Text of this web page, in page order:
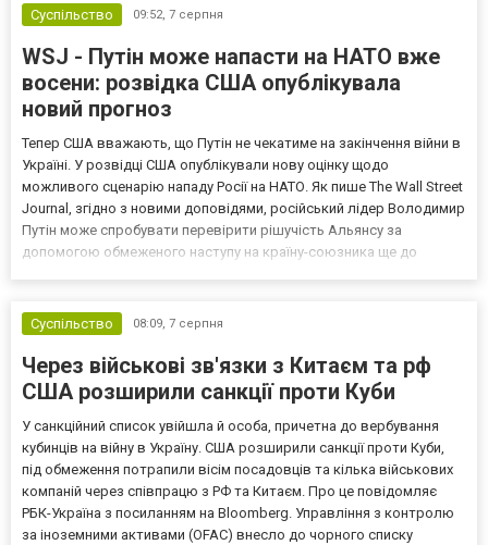
Суспільство 09:52, 7 серпня
WSJ - Путін може напасти на НАТО вже
восени: розвідка США опублікувала
новий прогноз
Тепер США вважають, що Путін не чекатиме на закінчення війни в
Україні. У розвідці США опублікували нову оцінку щодо
можливого сценарію нападу Росії на НАТО. Як пише The Wall Street
Journal, згідно з новими доповідями, російський лідер Володимир
Путін може спробувати перевірити рішучість Альянсу за
допомогою обмеженого наступу на країну-союзника ще до
Суспільство
08:09, 7 серпня
Через військові зв'язки з Китаєм та рф
США розширили санкції проти Куби
У санкційний список увійшла й особа, причетна до вербування
кубинців на війну в Україну. США розширили санкції проти Куби,
під обмеження потрапили вісім посадовців та кілька військових
компаній через співпрацю з РФ та Китаєм. Про це повідомляє
РБК-Україна з посиланням на Bloomberg. Управління з контролю
за іноземними активами (OFAC) внесло до чорного списку